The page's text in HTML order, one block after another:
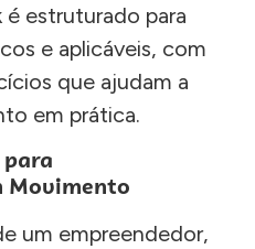
é estruturado para
e aplicáveis, com
que ajudam a
em prática.
Movimento
um empreendedor,